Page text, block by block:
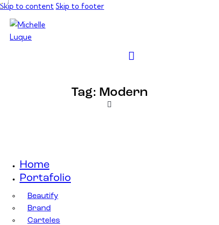
Skip to content Skip to footer
Tag: Modern
Home
Portafolio
Beautify
Brand
Carteles